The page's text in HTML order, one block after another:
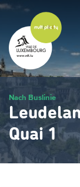
Zum
Hauptinhalt
gehen
Nach Buslinie
Quai 1